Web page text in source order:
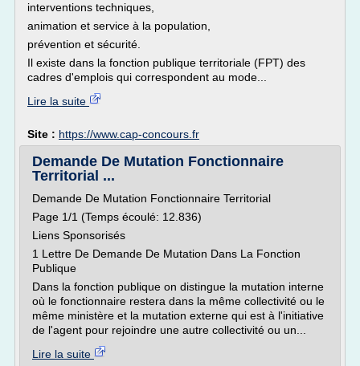
interventions techniques,
animation et service à la population,
prévention et sécurité.
Il existe dans la fonction publique territoriale (FPT) des
cadres d'emplois qui correspondent au mode...
Lire la suite
Site : https://www.cap-concours.fr
Demande De Mutation Fonctionnaire
Territorial ...
Demande De Mutation Fonctionnaire Territorial
Page 1/1 (Temps écoulé: 12.836)
Liens Sponsorisés
1 Lettre De Demande De Mutation Dans La Fonction
Publique
Dans la fonction publique on distingue la mutation interne
où le fonctionnaire restera dans la même collectivité ou le
même ministère et la mutation externe qui est à l'initiative
de l'agent pour rejoindre une autre collectivité ou un...
Lire la suite